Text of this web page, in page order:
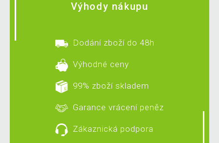
Výhody nákupu
Dodání zboží do 48h
Výhodné ceny
99% zboží skladem
Garance vrácení peněz
Zákaznická podpora